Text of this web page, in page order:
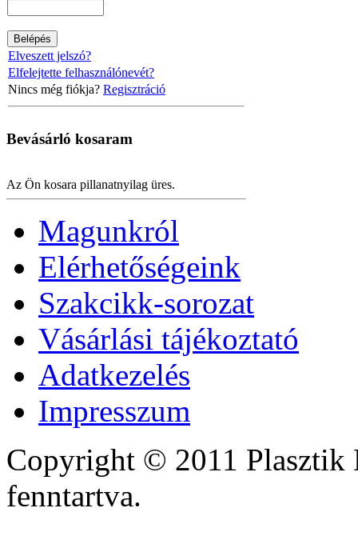
Elveszett jelszó?
Elfelejtette felhasználónevét?
Nincs még fiókja? Regisztráció
Bevásárló kosaram
Az Ön kosara pillanatnyilag üres.
Magunkról
Elérhetőségeink
Szakcikk-sorozat
Vásárlási tájékoztató
Adatkezelés
Impresszum
Copyright © 2011
fenntartva.